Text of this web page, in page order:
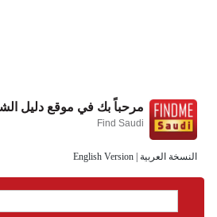
النسخة العربية English Version
مرحباً بك في موقع دليل
Find Saudi